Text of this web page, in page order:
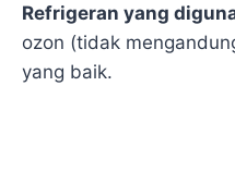
Refrigeran yang
ozon (tidak
yang baik.